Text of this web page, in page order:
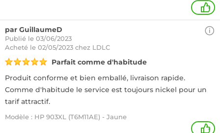
+
par GuillaumeD
Publié le 03/06/2023
Acheté le 02/05/2023 chez LDLC
Parfait comme d'habitude
Produit conforme et bien emballé, livraison rapide.
Comme d'habitude le service est toujours nickel pour un
tarif attractif.
Modèle : HP 903XL (T6M11AE) - Jaune
+